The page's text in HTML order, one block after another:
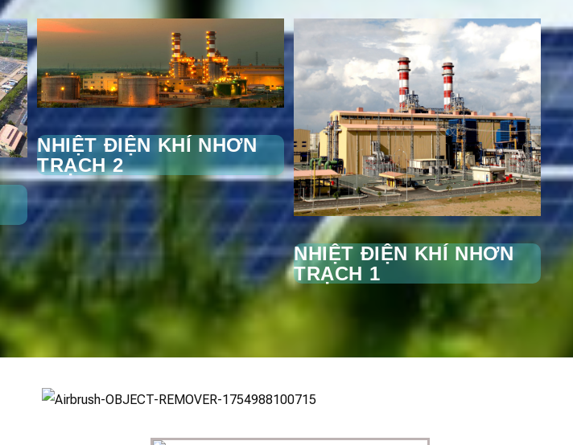
NHIỆT ĐIỆN KHÍ NHƠN
TRẠCH 2
NHIỆT ĐIỆN KHÍ NHƠN
TRẠCH 1